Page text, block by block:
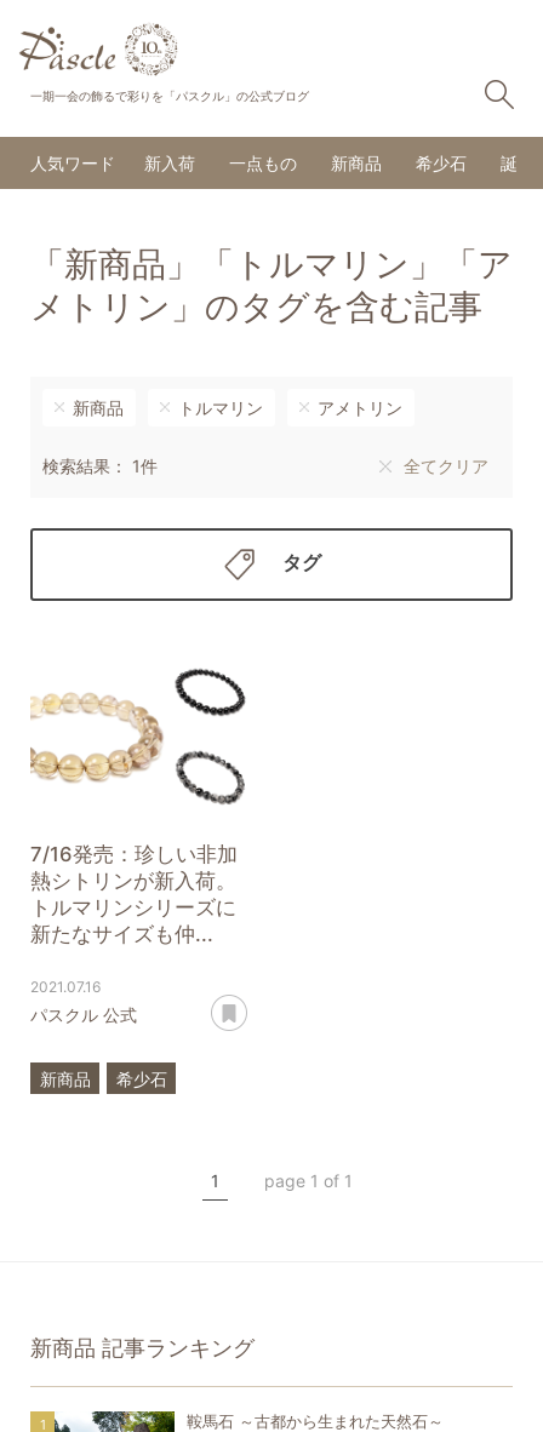
一期一会の飾るで彩りを「パスクル」の公式ブログ
人気ワード 新入荷 一点もの 新商品 希少石 誕生
「新商品」「トルマリン」「ア
メトリン」のタグを含む記事
新商品 トルマリン アメトリン
検索結果： 1件 全てクリア
タグ
7/16発売：珍しい非加
熱シトリンが新入荷。
トルマリンシリーズに
新たなサイズも仲...
2021.07.16
パスクル 公式
新商品
希少石
1 page 1 of 1
新商品 記事ランキング
鞍馬石 ～古都から生まれた天然石～